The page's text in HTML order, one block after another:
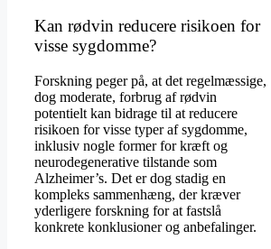
Kan rødvin reducere risikoen for
visse sygdomme?
Forskning peger på, at det regelmæssige,
dog moderate, forbrug af rødvin
potentielt kan bidrage til at reducere
risikoen for visse typer af sygdomme,
inklusiv nogle former for kræft og
neurodegenerative tilstande som
Alzheimer’s. Det er dog stadig en
kompleks sammenhæng, der kræver
yderligere forskning for at fastslå
konkrete konklusioner og anbefalinger.